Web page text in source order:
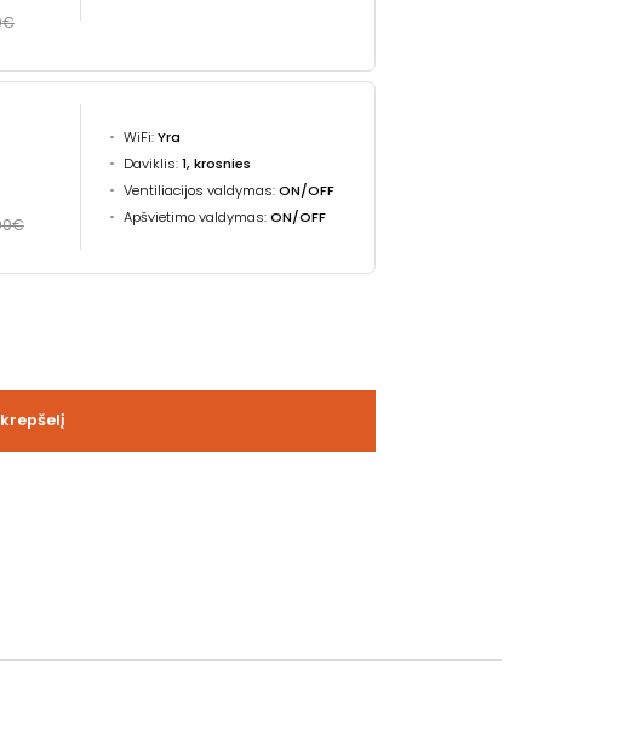
WiFi:Yra
Daviklis:1, krosnies
Ventiliacijos valdymas:ON/OFF
Apšvietimo valdymas:ON/OFF